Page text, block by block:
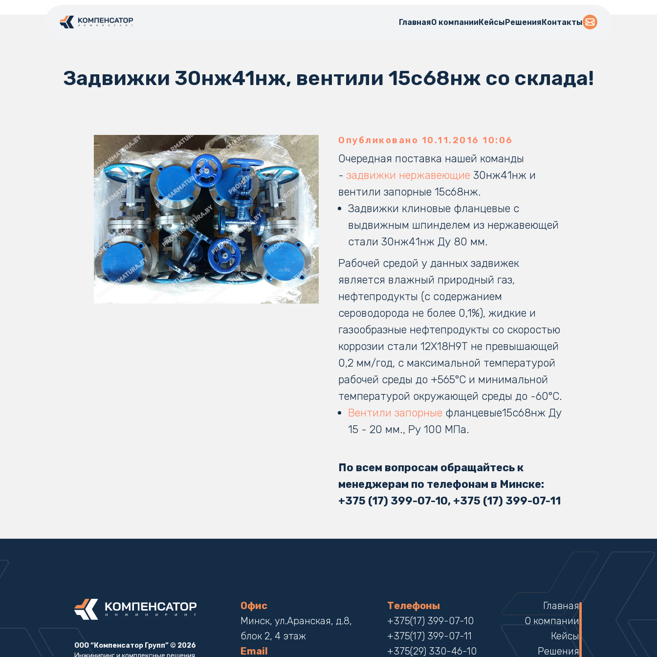
ГлавнаяО компанииКейсыРешенияКонтакты
Задвижки 30нж41нж, вентили 15с68нж со склада!
Опубликовано 10.11.2016 10:06
Очередная поставка нашей команды
- задвижки нержавеющие 30нж41нж и
вентили запорные 15с68нж.
Задвижки клиновые фланцевые с
выдвижным шпинделем из нержавеющей
стали 30нж41нж Ду 80 мм.
Рабочей средой у данных задвижек
является влажный природный газ,
нефтепродукты (с содержанием
сероводорода не более 0,1%), жидкие и
газообразные нефтепродукты со скоростью
коррозии стали 12Х18Н9Т не превышающей
0,2 мм/год, с максимальной температурой
рабочей среды до +565°С и минимальной
температурой окружающей среды до -60°С.
Вентили запорные фланцевые15с68нж Ду
15 - 20 мм., Ру 100 МПа.
По всем вопросам обращайтесь к
менеджерам по телефонам в Минске:
+375 (17) 399-07-10, +375 (17) 399-07-11
ООО “Компенсатор Групп”© 2026
Офис
Минск, ул.Аранская, д.8,
блок 2, 4 этаж
Email
Телефоны
+375(17) 399-07-10
+375(17) 399-07-11
+375(29) 330-46-10
Главная
О компании
Кейсы
Решения